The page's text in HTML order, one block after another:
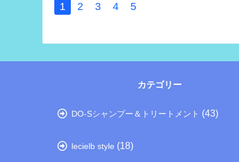
1 2 3 4 5
カテゴリー
DO-Sシャンプー＆トリートメント (43)
lecielb style (18)